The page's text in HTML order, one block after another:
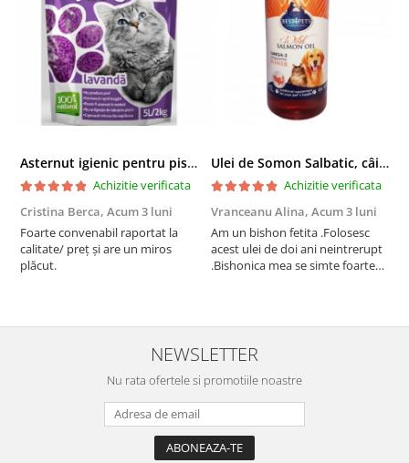
Asternut igienic pentru pisici Tofu Lavanda, Mon Petit 5 l
Achizitie verificata
Cristina Berca, Acum 3 luni
Foarte convenabil raportat la
calitate/ preț și are un miros
plăcut.
Ulei de Somon Salbatic, câini și pisici, piele si blană, BEST4PETS, 1l
Achizitie verificata
Vranceanu Alina, Acum 3 luni
Am un bishon fetita .Folosesc
acest ulei de doi ani neintrerupt
.Bishonica mea se simte foarte
recomand cu mult drag !
NEWSLETTER
Nu rata ofertele si promotiile noastre